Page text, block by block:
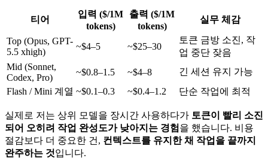
티어
입력 ($/1M
tokens)
출력 ($/1M
tokens)
실무 체감
Top (Opus, GPT-
5.5 xhigh)
~$4–5 ~$25–30
토큰 금방 소진, 작
업 중단 잦음
Mid (Sonnet,
Codex, Pro)
~$0.8–1.5 ~$4–8
긴 세션 유지 가능
Flash / Mini 계열 ~$0.1–0.3 ~$0.4–1.2 단순 작업에 최적
실제로 저는 상위 모델을 장시간 사용하다가 토큰이 빨리 소진
되어 오히려 작업 완성도가 낮아지는 경험 을 했습니다. 비용
절감보다 더 중요한 건, 컨텍스트를 유지한 채 작업을 끝까지
완주하는 것입니다.